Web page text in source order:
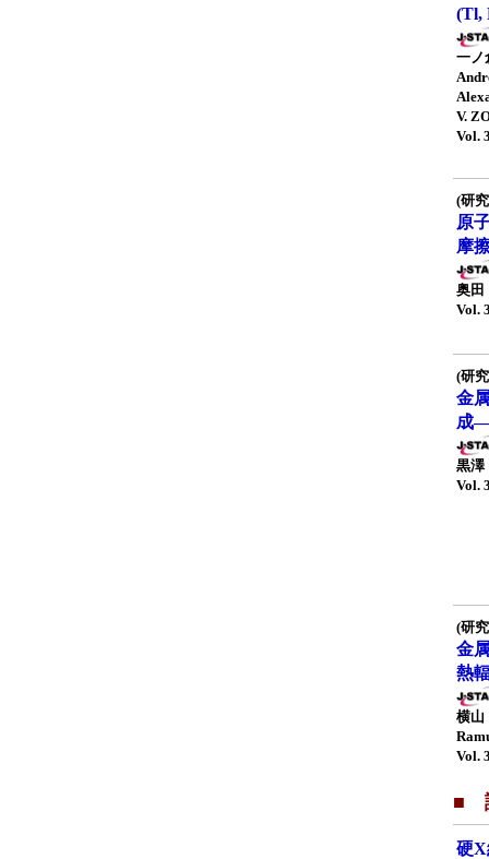
(Tl,
一
V.
Vol.
(研
原
摩
奥
Vol.
(研
金
成―
黒
Vol.
(研
金
熱
横
Vol.
■
硬X